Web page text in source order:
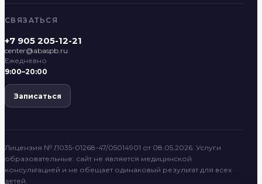
СВЯЗАТЬСЯ
+7 905 205-12-21
center@abaspb.ru
Ежедневно
9:00–20:00
Записаться
Лицензия № Л035-01268-47/05014901 от 08.05.2026. Услуги
образовательные: сайт не является медицинской
консультацией и не обещает одинаковый результат для всех
детей.